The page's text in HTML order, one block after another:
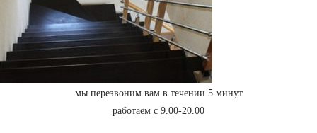
мы перезвоним вам в течении 5 минут
работаем с 9.00-20.00